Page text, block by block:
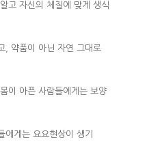
고 자신의 체질에 맞게 생식
, 약품이 아닌 자연 그대로
이 아픈 사람들에게는 보양
에게는 요요현상이 생기